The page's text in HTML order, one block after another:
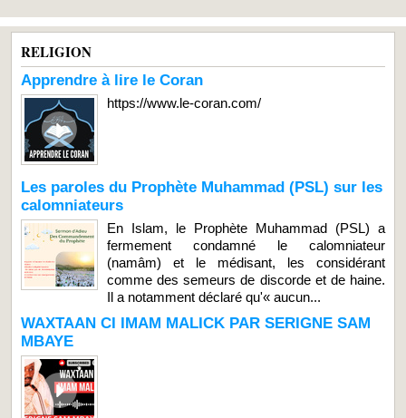
RELIGION
Apprendre à lire le Coran
https://www.le-coran.com/
Les paroles du Prophète Muhammad (PSL) sur les
calomniateurs
En Islam, le Prophète Muhammad (PSL) a
fermement condamné le calomniateur
(namâm) et le médisant, les considérant
comme des semeurs de discorde et de haine.
Il a notamment déclaré qu'« aucun...
WAXTAAN CI IMAM MALICK PAR SERIGNE SAM
MBAYE